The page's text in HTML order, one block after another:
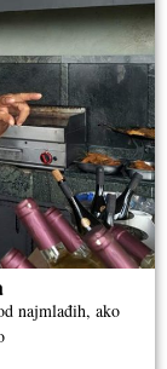
najmlađih, ako